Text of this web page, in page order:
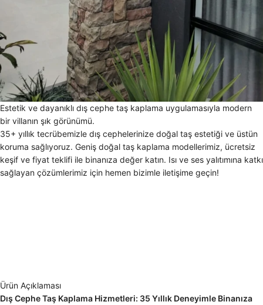
Estetik ve dayanıklı dış cephe taş kaplama uygulamasıyla modern
bir villanın şık görünümü.
35+ yıllık tecrübemizle dış cephelerinize doğal taş estetiği ve üstün
koruma sağlıyoruz. Geniş doğal taş kaplama modellerimiz, ücretsiz
keşif ve fiyat teklifi ile binanıza değer katın. Isı ve ses yalıtımına katkı
sağlayan çözümlerimiz için hemen bizimle iletişime geçin!
Ürün Açıklaması
Dış Cephe Taş Kaplama Hizmetleri: 35 Yıllık Deneyimle Binanıza